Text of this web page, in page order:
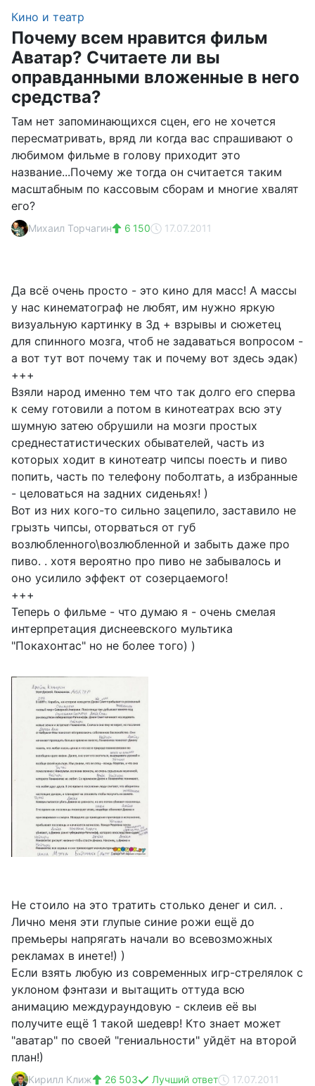
Кино и театр
Почему всем нравится фильм
Аватар? Считаете ли вы
оправданными вложенные в него
средства?
Там нет запоминающихся сцен, его не хочется
пересматривать, вряд ли когда вас спрашивают о
любимом фильме в голову приходит это
название...Почему же тогда он считается таким
масштабным по кассовым сборам и многие хвалят
его?
Михаил Торчагин 6 150 17.07.2011
Да всё очень просто - это кино для масс! А массы
у нас кинематограф не любят, им нужно яркую
визуальную картинку в 3д + взрывы и сюжетец
для спинного мозга, чтоб не задаваться вопросом -
а вот тут вот почему так и почему вот здесь эдак)
+++
Взяли народ именно тем что так долго его сперва
к сему готовили а потом в кинотеатрах всю эту
шумную затею обрушили на мозги простых
среднестатистических обывателей, часть из
которых ходит в кинотеатр чипсы поесть и пиво
попить, часть по телефону поболтать, а избранные
- целоваться на задних сиденьях! )
Вот из них кого-то сильно зацепило, заставило не
грызть чипсы, оторваться от губ
возлюбленного\возлюбленной и забыть даже про
пиво. . хотя вероятно про пиво не забывалось и
оно усилило эффект от созерцаемого!
+++
Теперь о фильме - что думаю я - очень смелая
интерпретация диснеевского мультика
"Покахонтас" но не более того) )
Не стоило на это тратить столько денег и сил. .
Лично меня эти глупые синие рожи ещё до
премьеры напрягать начали во всевозможных
рекламах в инете!) )
Если взять любую из современных игр-стрелялок с
уклоном фэнтази и вытащить оттуда всю
анимацию междураундовую - склеив её вы
получите ещё 1 такой шедевр! Кто знает может
"аватар" по своей "гениальности" уйдёт на второй
план!)
Кирилл Клиж 26 503 Лучший ответ 17.07.2011